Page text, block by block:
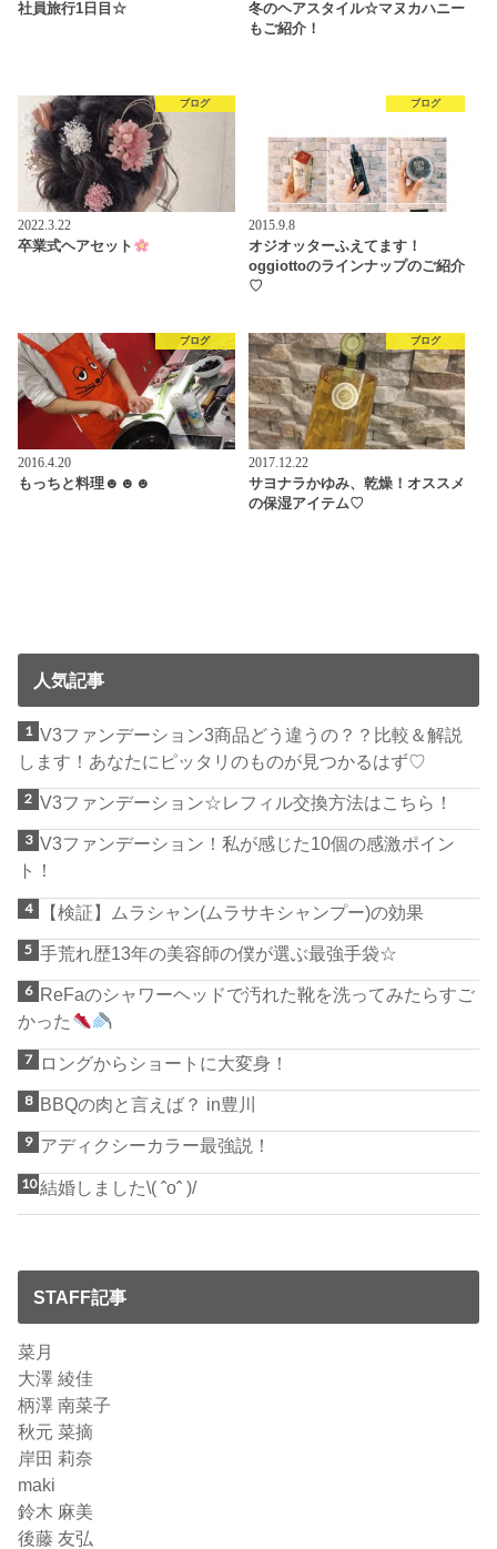
社員旅行1日目☆
冬のヘアスタイル☆マヌカハニー
もご紹介！
ブログ
2022.3.22
卒業式ヘアセット
ブログ
2015.9.8
オジオッターふえてます！
oggiottoのラインナップのご紹介
♡
ブログ
2016.4.20
もっちと料理☻☻☻
ブログ
2017.12.22
サヨナラかゆみ、乾燥！オススメ
の保湿アイテム♡
人気記事
V3ファンデーション3商品どう違うの？？比較＆解説
します！あなたにピッタリのものが見つかるはず♡
V3ファンデーション☆レフィル交換方法はこちら！
V3ファンデーション！私が感じた10個の感激ポイン
ト！
【検証】ムラシャン(ムラサキシャンプー)の効果
手荒れ歴13年の美容師の僕が選ぶ最強手袋☆
ReFaのシャワーヘッドで汚れた靴を洗ってみたらすご
かった
ロングからショートに大変身！
BBQの肉と言えば？ in豊川
アディクシーカラー最強説！
結婚しました\( ˆoˆ )/
STAFF記事
菜月
大澤 綾佳
柄澤 南菜子
秋元 菜摘
岸田 莉奈
maki
鈴木 麻美
後藤 友弘